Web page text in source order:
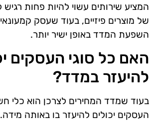
המציע שירותים עשוי להיות פחות רגיש
של מוצרים פיזיים, בעוד שעסק
השפעת המדד באופן ישיר יותר.
האם כל סוגי העסקים
להיעזר במדד?
בעוד שמדד המחירים לצרכן הוא כלי
העסקים יכולים להיעזר בו באותה